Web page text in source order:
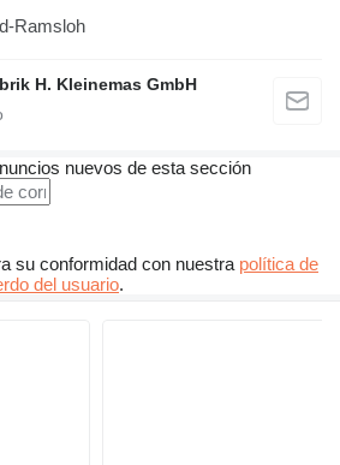
Ramsloh
H. Kleinemas GmbH
nuevos de esta sección
su conformidad con nuestra política de
del usuario.